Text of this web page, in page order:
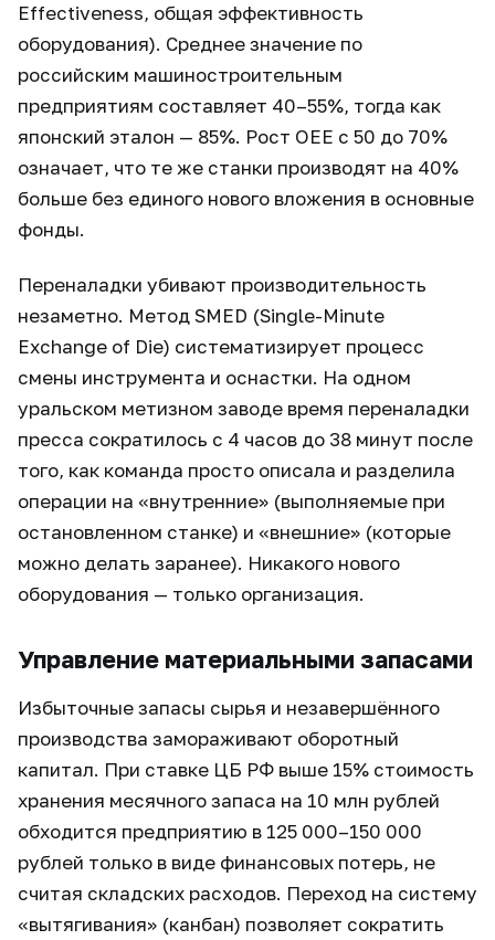
Effectiveness, общая эффективность
оборудования). Среднее значение по
российским машиностроительным
предприятиям составляет 40–55%, тогда как
японский эталон — 85%. Рост OEE с 50 до 70%
означает, что те же станки производят на 40%
больше без единого нового вложения в основные
фонды.
Переналадки убивают производительность
незаметно. Метод SMED (Single-Minute
Exchange of Die) систематизирует процесс
смены инструмента и оснастки. На одном
уральском метизном заводе время переналадки
пресса сократилось с 4 часов до 38 минут после
того, как команда просто описала и разделила
операции на «внутренние» (выполняемые при
остановленном станке) и «внешние» (которые
можно делать заранее). Никакого нового
оборудования — только организация.
Управление материальными запасами
Избыточные запасы сырья и незавершённого
производства замораживают оборотный
капитал. При ставке ЦБ РФ выше 15% стоимость
хранения месячного запаса на 10 млн рублей
обходится предприятию в 125 000–150 000
рублей только в виде финансовых потерь, не
считая складских расходов. Переход на систему
«вытягивания» (канбан) позволяет сократить